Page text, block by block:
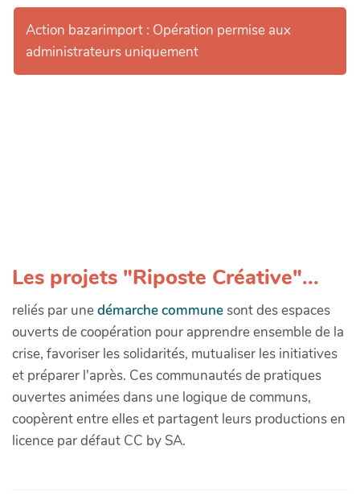
Action bazarimport : Opération permise aux
administrateurs uniquement